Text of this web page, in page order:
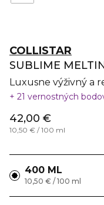
COLLISTAR
SUBLIME
Luxusne výživný a
21 vernostných
42,00 €
10,50 € / 100 ml
400 ML
10,50 € / 100 ml